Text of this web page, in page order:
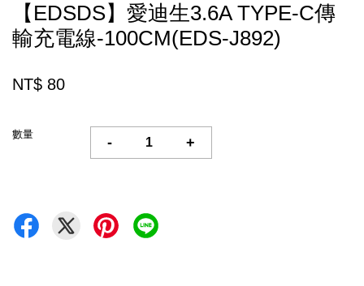
【EDSDS】愛迪生3.6A TYPE-C傳
輸充電線-100CM(EDS-J892)
NT$ 80
數量
- +